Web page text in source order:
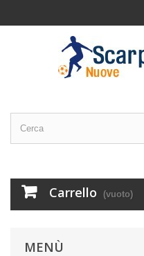
Carrello (vuoto)
MENÙ